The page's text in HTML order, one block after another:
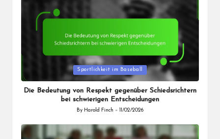
in
Sportlichkeit im Baseball
Die Bedeutung von Respekt gegenüber Schiedsrichtern
bei schwierigen Entscheidungen
Posted
By Harold Finch 11/02/2026